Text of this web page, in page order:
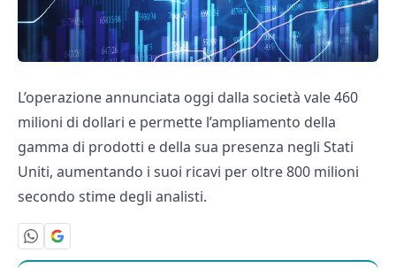
L’operazione annunciata oggi dalla società vale 460
milioni di dollari e permette l’ampliamento della
gamma di prodotti e della sua presenza negli Stati
Uniti, aumentando i suoi ricavi per oltre 800 milioni
secondo stime degli analisti.